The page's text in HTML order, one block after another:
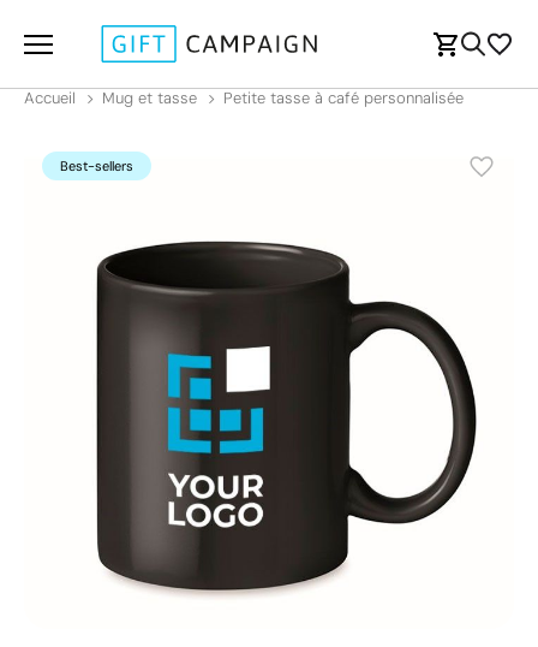
Accueil Mug et tasse Petite tasse à café personnalisée
Best-sellers